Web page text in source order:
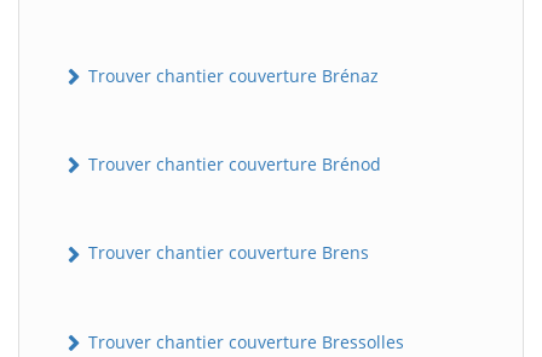
Trouver chantier couverture Brénaz
Trouver chantier couverture Brénod
Trouver chantier couverture Brens
Trouver chantier couverture Bressolles